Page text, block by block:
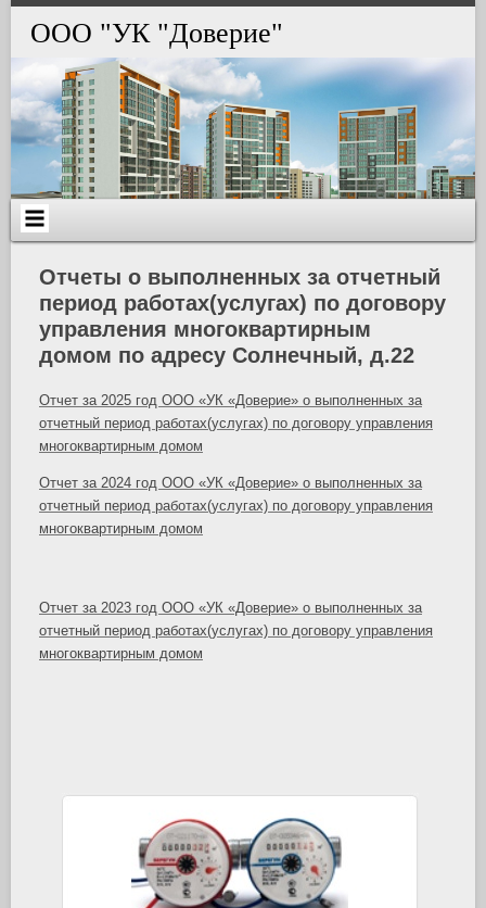
Skip
content
ООО "УК "Доверие"
Отчеты о выполненных за отчетный
период работах(услугах) по договору
управления многоквартирным
домом по адресу Солнечный, д.22
Отчет за 2025 год ООО «УК «Доверие» о выполненных за
отчетный период работах(услугах) по договору управления
многоквартирным домом
Отчет за 2024 год ООО «УК «Доверие» о выполненных за
отчетный период работах(услугах) по договору управления
многоквартирным домом
Отчет за 2023 год ООО «УК «Доверие» о выполненных за
отчетный период работах(услугах) по договору управления
многоквартирным домом